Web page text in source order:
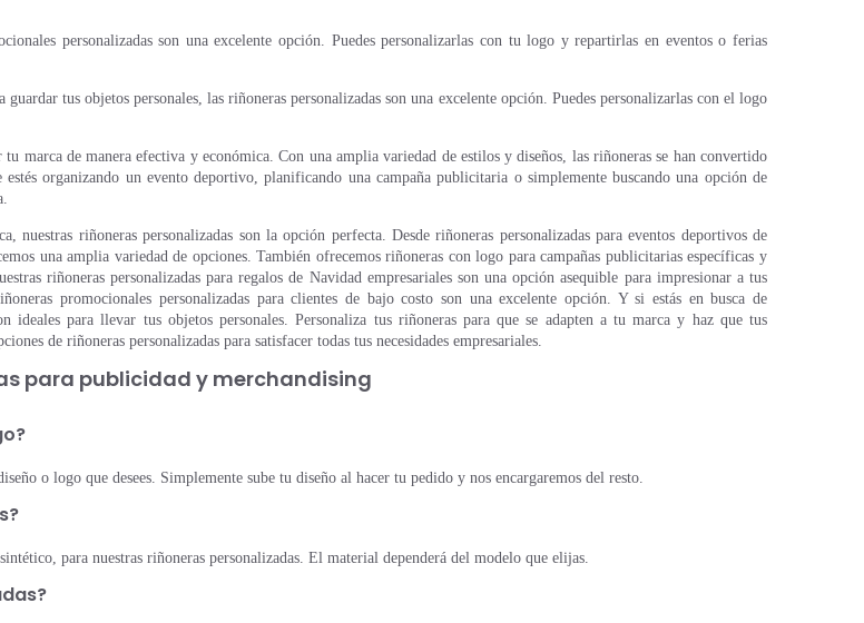
personalizadas son una excelente opción. Puedes personalizarlas con tu logo y repartirlas en eventos o ferias
tus objetos personales, las riñoneras personalizadas son una excelente opción. Puedes personalizarlas con el logo
marca de manera efectiva y económica. Con una amplia variedad de estilos y diseños, las riñoneras se han convertido
organizando un evento deportivo, planificando una campaña publicitaria o simplemente buscando una opción de
nuestras riñoneras personalizadas son la opción perfecta. Desde riñoneras personalizadas para eventos deportivos de
una amplia variedad de opciones. También ofrecemos riñoneras con logo para campañas publicitarias específicas y
riñoneras personalizadas para regalos de Navidad empresariales son una opción asequible para impresionar a tus
promocionales personalizadas para clientes de bajo costo son una excelente opción. Y si estás en busca de
ideales para llevar tus objetos personales. Personaliza tus riñoneras para que se adapten a tu marca y haz que tus
de riñoneras personalizadas para satisfacer todas tus necesidades empresariales.
para publicidad y merchandising
o logo que desees. Simplemente sube tu diseño al hacer tu pedido y nos encargaremos del resto.
para nuestras riñoneras personalizadas. El material dependerá del modelo que elijas.